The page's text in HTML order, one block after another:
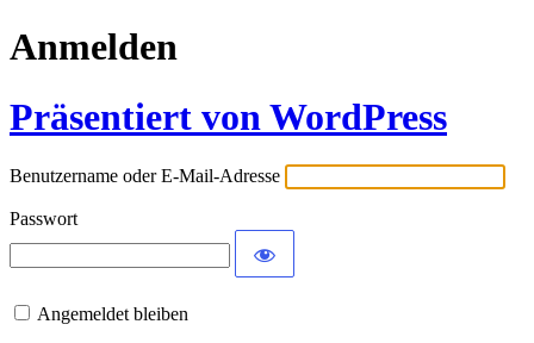
Anmelden
Präsentiert von WordPress
Benutzername oder E-Mail-Adresse
Passwort
Angemeldet bleiben